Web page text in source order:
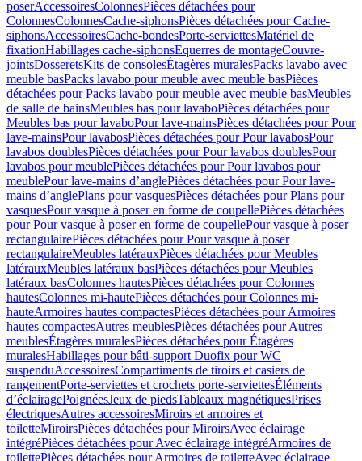
poserAccessoiresColonnesPièces détachées pour
ColonnesColonnesCache-siphonsPièces détachées pour Cache-
siphonsAccessoiresCache-bondesPorte-serviettesMatériel de
fixationHabillages cache-siphonsEquerres de montageCouvre-
jointsDosseretsKits de consolesÉtagères muralesPacks lavabo avec
meuble basPacks lavabo pour meuble avec meuble basPièces
détachées pour Packs lavabo pour meuble avec meuble basMeubles
de salle de bainsMeubles bas pour lavaboPièces détachées pour
Meubles bas pour lavaboPour lave-mainsPièces détachées pour Pour
lave-mainsPour lavabosPièces détachées pour Pour lavabosPour
lavabos doublesPièces détachées pour Pour lavabos doublesPour
lavabos pour meublePièces détachées pour Pour lavabos pour
meublePour lave-mains d’anglePièces détachées pour Pour lave-
mains d’anglePlans pour vasquesPièces détachées pour Plans pour
vasquesPour vasque à poser en forme de coupellePièces détachées
pour Pour vasque à poser en forme de coupellePour vasque à poser
rectangulairePièces détachées pour Pour vasque à poser
rectangulaireMeubles latérauxPièces détachées pour Meubles
latérauxMeubles latéraux basPièces détachées pour Meubles
latéraux basColonnes hautesPièces détachées pour Colonnes
hautesColonnes mi-hautePièces détachées pour Colonnes mi-
hauteArmoires hautes compactesPièces détachées pour Armoires
hautes compactesAutres meublesPièces détachées pour Autres
meublesÉtagères muralesPièces détachées pour Étagères
muralesHabillages pour bâti-support Duofix pour WC
suspenduAccessoiresCompartiments de tiroirs et casiers de
rangementPorte-serviettes et crochets porte-serviettesÉléments
d’éclairagePoignéesJeux de piedsTableaux magnétiquesPrises
électriquesAutres accessoiresMiroirs et armoires et
toiletteMiroirsPièces détachées pour MiroirsAvec éclairage
intégréPièces détachées pour Avec éclairage intégréArmoires de
toilettePièces détachées pour Armoires de toiletteAvec éclairage